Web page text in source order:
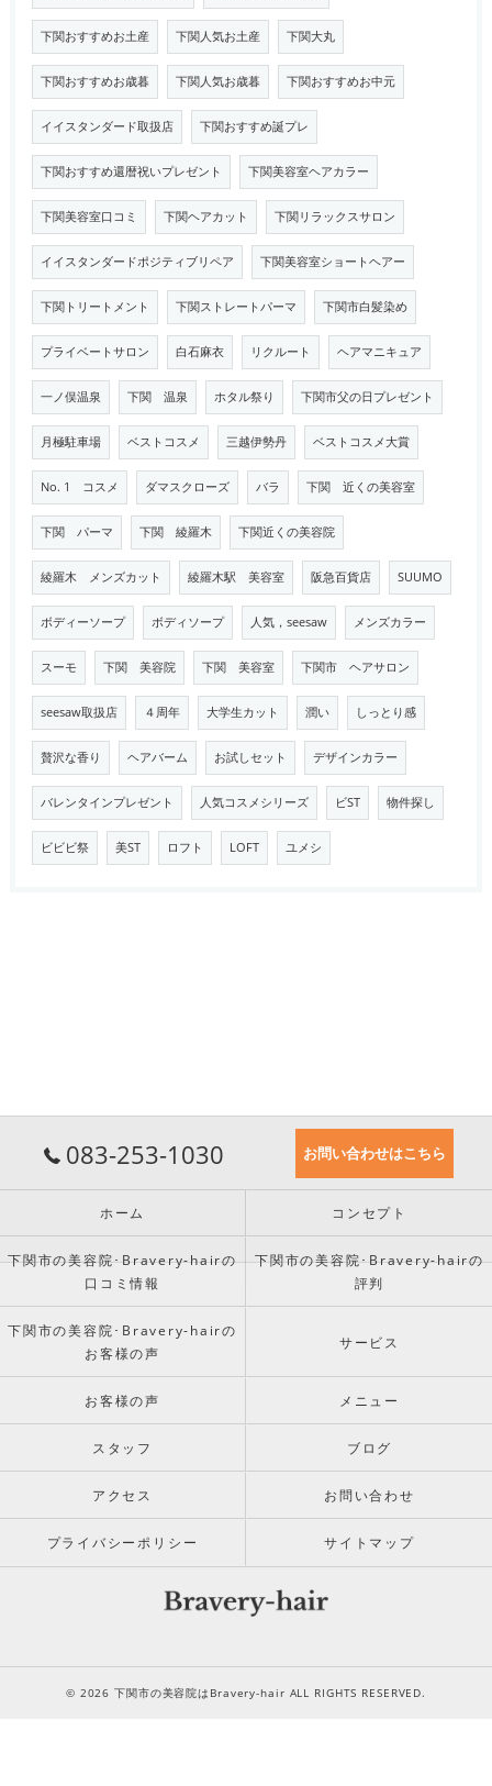
下関おすすめお土産 下関人気お土産 下関大丸
下関おすすめお歳暮 下関人気お歳暮 下関おすすめお中元
イイスタンダード取扱店 下関おすすめ誕プレ
下関おすすめ還暦祝いプレゼント 下関美容室ヘアカラー
下関美容室口コミ 下関ヘアカット 下関リラックスサロン
イイスタンダードポジティブリペア 下関美容室ショートヘアー
下関トリートメント 下関ストレートパーマ 下関市白髪染め
プライベートサロン 白石麻衣 リクルート ヘアマニキュア
一ノ俣温泉 下関 温泉 ホタル祭り 下関市父の日プレゼント
月極駐車場 ベストコスメ 三越伊勢丹 ベストコスメ大賞
No. 1 コスメ ダマスクローズ バラ 下関 近くの美容室
下関 パーマ 下関 綾羅木 下関近くの美容院
綾羅木 メンズカット 綾羅木駅 美容室 阪急百貨店 SUUMO
ボディーソープ ボディソープ 人気，seesaw メンズカラー
スーモ 下関 美容院 下関 美容室 下関市 ヘアサロン
seesaw取扱店 ４周年 大学生カット 潤い しっとり感
贅沢な香り ヘアバーム お試しセット デザインカラー
バレンタインプレゼント 人気コスメシリーズ ビST 物件探し
ビビビ祭 美ST ロフト LOFT ユメシ
083-253-1030 お問い合わせはこちら
ホーム コンセプト
下関市の美容院･Bravery-hairの
口コミ情報
下関市の美容院･Bravery-hairの
評判
下関市の美容院･Bravery-hairの
お客様の声
サービス
お客様の声 メニュー
スタッフ ブログ
アクセス お問い合わせ
プライバシーポリシー サイトマップ
© 2026 下関市の美容院はBravery-hair ALL RIGHTS RESERVED.